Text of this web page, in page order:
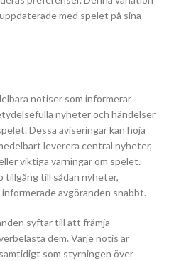
med spelet på sina
notiser som informerar
nyheter och händelser
Dessa aviseringar kan höja
leverera central nyheter,
viktiga varningar om spelet.
tillgång till sådan nyheter,
avgöranden snabbt.
syftar till att främja
dem. Varje notis är
som styrningen över